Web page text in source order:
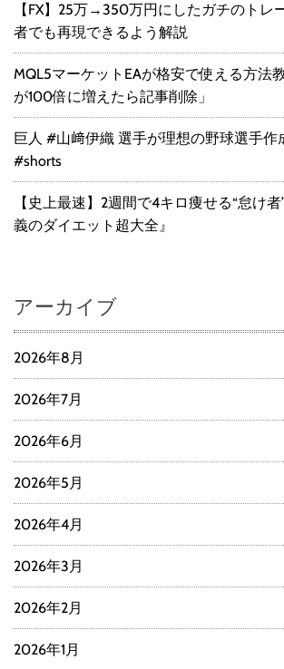
【FX】25万→350万円にしたガチのトレ
者でも再現できるよう解説
MQL5マーケットEAが格安で使える方法
が100倍に増えたら記事削除」
巨人 #山﨑伊織 選手が理想の野球選手作
#shorts
【史上最速】2週間で4キロ痩せる“怠け
義のダイエット超大全』
アーカイブ
2026年8月
2026年7月
2026年6月
2026年5月
2026年4月
2026年3月
2026年2月
2026年1月